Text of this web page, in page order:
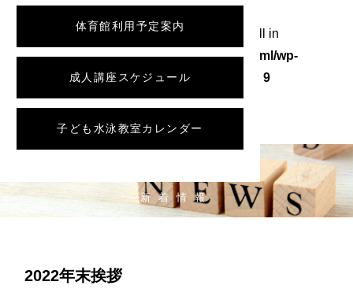
体育館利用予定案内
成人講座スケジュール
子ども水泳教室カレンダー
: Attempt to read property "slug" on null in
/home/wordstock/numasupo.com/public_html/wp-
content/themes/numaspo/single.php
9
新着情報
2022年末挨拶